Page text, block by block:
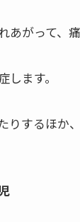
あがって、
ます。
するほか